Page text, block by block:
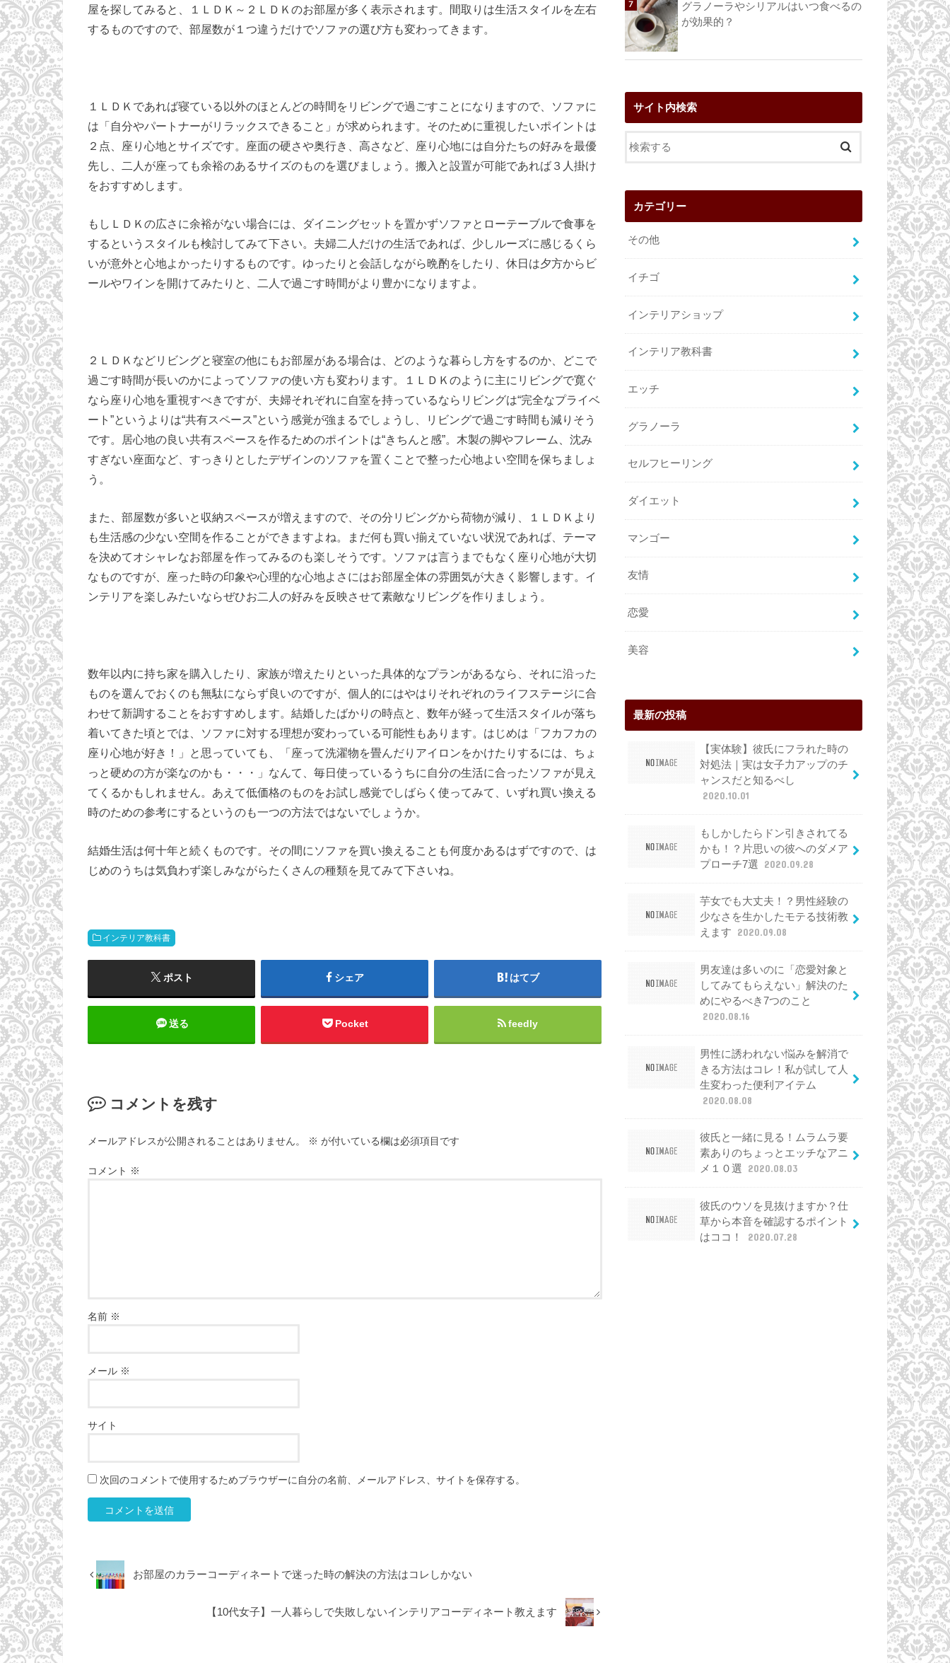
屋を探してみると、１ＬＤＫ～２ＬＤＫのお部屋が多く表示されます。間取りは生活スタイルを左右
するものですので、部屋数が１つ違うだけでソファの選び方も変わってきます。
１ＬＤＫであれば寝ている以外のほとんどの時間をリビングで過ごすことになりますので、ソファに
は「自分やパートナーがリラックスできること」が求められます。そのために重視したいポイントは
２点、座り心地とサイズです。座面の硬さや奥行き、高さなど、座り心地には自分たちの好みを最優
先し、二人が座っても余裕のあるサイズのものを選びましょう。搬入と設置が可能であれば３人掛け
をおすすめします。
もしＬＤＫの広さに余裕がない場合には、ダイニングセットを置かずソファとローテーブルで食事を
するというスタイルも検討してみて下さい。夫婦二人だけの生活であれば、少しルーズに感じるくら
いが意外と心地よかったりするものです。ゆったりと会話しながら晩酌をしたり、休日は夕方からビ
ールやワインを開けてみたりと、二人で過ごす時間がより豊かになりますよ。
２ＬＤＫなどリビングと寝室の他にもお部屋がある場合は、どのような暮らし方をするのか、どこで
過ごす時間が長いのかによってソファの使い方も変わります。１ＬＤＫのように主にリビングで寛ぐ
なら座り心地を重視すべきですが、夫婦それぞれに自室を持っているならリビングは“完全なプライベ
ート”というよりは“共有スペース”という感覚が強まるでしょうし、リビングで過ごす時間も減りそう
です。居心地の良い共有スペースを作るためのポイントは“きちんと感”。木製の脚やフレーム、沈み
すぎない座面など、すっきりとしたデザインのソファを置くことで整った心地よい空間を保ちましょ
う。
また、部屋数が多いと収納スペースが増えますので、その分リビングから荷物が減り、１ＬＤＫより
も生活感の少ない空間を作ることができますよね。まだ何も買い揃えていない状況であれば、テーマ
を決めてオシャレなお部屋を作ってみるのも楽しそうです。ソファは言うまでもなく座り心地が大切
なものですが、座った時の印象や心理的な心地よさにはお部屋全体の雰囲気が大きく影響します。イ
ンテリアを楽しみたいならぜひお二人の好みを反映させて素敵なリビングを作りましょう。
数年以内に持ち家を購入したり、家族が増えたりといった具体的なプランがあるなら、それに沿った
ものを選んでおくのも無駄にならず良いのですが、個人的にはやはりそれぞれのライフステージに合
わせて新調することをおすすめします。結婚したばかりの時点と、数年が経って生活スタイルが落ち
着いてきた頃とでは、ソファに対する理想が変わっている可能性もあります。はじめは「フカフカの
座り心地が好き！」と思っていても、「座って洗濯物を畳んだりアイロンをかけたりするには、ちょ
っと硬めの方が楽なのかも・・・」なんて、毎日使っているうちに自分の生活に合ったソファが見え
てくるかもしれません。あえて低価格のものをお試し感覚でしばらく使ってみて、いずれ買い換える
時のための参考にするというのも一つの方法ではないでしょうか。
結婚生活は何十年と続くものです。その間にソファを買い換えることも何度かあるはずですので、は
じめのうちは気負わず楽しみながらたくさんの種類を見てみて下さいね。
インテリア教科書
ポスト シェア はてブ
送る Pocket feedly
コメントを残す
メールアドレスが公開されることはありません。 ※ が付いている欄は必須項目です
コメント ※
名前 ※
メール ※
サイト
次回のコメントで使用するためブラウザーに自分の名前、メールアドレス、サイトを保存する。
お部屋のカラーコーディネートで迷った時の解決の方法はコレしかない
【10代女子】一人暮らしで失敗しないインテリアコーディネート教えます
グラノーラやシリアルはいつ食べるの
が効果的？
サイト内検索
カテゴリー
その他
イチゴ
インテリアショップ
インテリア教科書
エッチ
グラノーラ
セルフヒーリング
ダイエット
マンゴー
友情
恋愛
美容
最新の投稿
【実体験】彼氏にフラれた時の
対処法｜実は女子力アップのチ
ャンスだと知るべし
2020.10.01
もしかしたらドン引きされてる
かも！？片思いの彼へのダメア
プローチ7選
2020.09.28
芋女でも大丈夫！？男性経験の
少なさを生かしたモテる技術教
えます
2020.09.08
男友達は多いのに「恋愛対象と
してみてもらえない」解決のた
めにやるべき7つのこと
2020.08.16
男性に誘われない悩みを解消で
きる方法はコレ！私が試して人
生変わった便利アイテム
2020.08.08
彼氏と一緒に見る！ムラムラ要
素ありのちょっとエッチなアニ
メ１０選
2020.08.03
彼氏のウソを見抜けますか？仕
草から本音を確認するポイント
はココ！
2020.07.28